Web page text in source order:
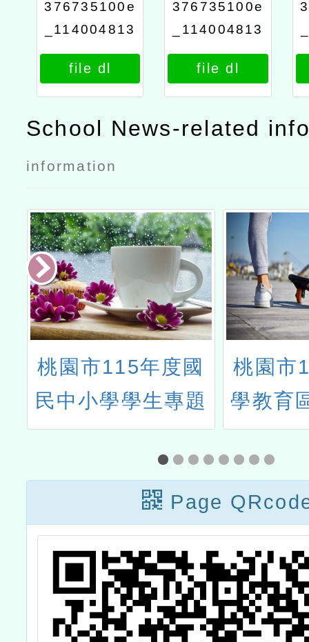
376735100e
_114004813
1_attach3
file dl
376735100e
_114004813
1_attach2
file dl
School News-related
information
桃園市113年度科
學教育區域重點學
校計畫-生活與應用
科技(一)-機電與資
訊類-教師增能研習
《選擇
高學生
Page